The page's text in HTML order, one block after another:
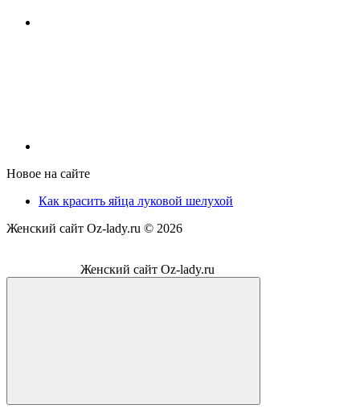
Новое на сайте
Как красить яйца луковой шелухой
Женский сайт Oz-lady.ru © 2026
Женский сайт Oz-lady.ru